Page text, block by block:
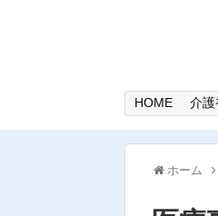
HOME 介
ホーム